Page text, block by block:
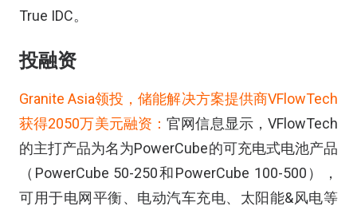
True IDC。
投融资
Granite Asia领投，储能解决方案提供商VFlowTech
获得2050万美元融资：官网信息显示，VFlowTech
的主打产品为名为PowerCube的可充电式电池产品
（PowerCube 50-250和PowerCube 100-500），
可用于电网平衡、电动汽车充电、太阳能&风电等